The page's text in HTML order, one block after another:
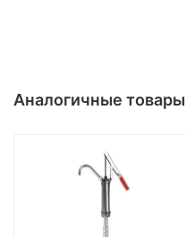
Аналогичные товары